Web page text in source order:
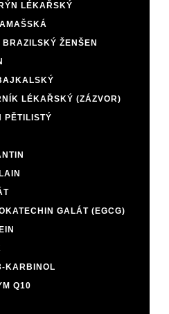
LÉKAŘSKÝ
ŽENŠEN
LÉKAŘSKÝ (ZÁZVOR)
PĚTILISTÝ
GALÁT (EGCG)
KARBINOL
Q10